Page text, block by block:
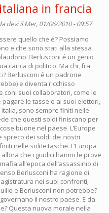
in francia
deviil Mer, 01/06/2010 - 09:57
quello che é? Possiamo
e che sono stati alla stessa
Berlusconi é un genio
carica di politico. Ma chi, fra
Berlusconi é un padrone
e diventa ricchisso
suoi collaboratori, come le
le tasse e ai suoi elettori,
sono sempre finiti nelle
che questi soldi finiscano per
buone nel paese. L’Europe
spreco dei soldi dei nostri
nelle solite tasche. L’Europa
che i giudici hanno le prove
all’epoca dell’assassinio di
Berlusconi ha ragione di
nei suoi confronti;
e Berlusconi non potrebbe?
il nostro paese. E da
Questa nuova morale nella